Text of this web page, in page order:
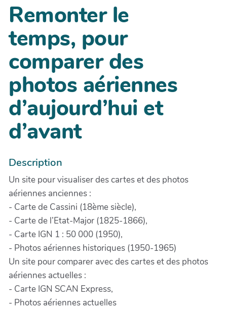
Remonter le
temps, pour
comparer des
photos aériennes
d’aujourd’hui et
d’avant
Description
Un site pour visualiser des cartes et des photos
aériennes anciennes :
- Carte de Cassini (18ème siècle),
- Carte de l’Etat-Major (1825-1866),
- Carte IGN 1 : 50 000 (1950),
- Photos aériennes historiques (1950-1965)
Un site pour comparer avec des cartes et des photos
aériennes actuelles :
- Carte IGN SCAN Express,
- Photos aériennes actuelles